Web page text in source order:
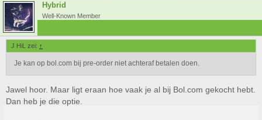
Hybrid
Well-Known Member
J HiL zei: ↑
Je kan op bol.com bij pre-order niet achteraf betalen doen.
Jawel hoor. Maar ligt eraan hoe vaak je al bij Bol.com gekocht hebt.
Dan heb je die optie.